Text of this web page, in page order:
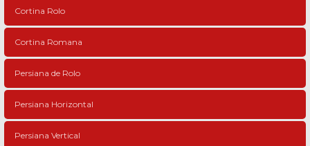
Cortina Rolo
Cortina Romana
Persiana de Rolo
Persiana Horizontal
Persiana Vertical